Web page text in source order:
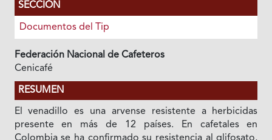
SECCIÓN
Documentos del Tip
Federación Nacional de Cafeteros
Cenicafé
RESUMEN
El venadillo es una arvense resistente a herbicidas
presente en más de 12 países. En cafetales en